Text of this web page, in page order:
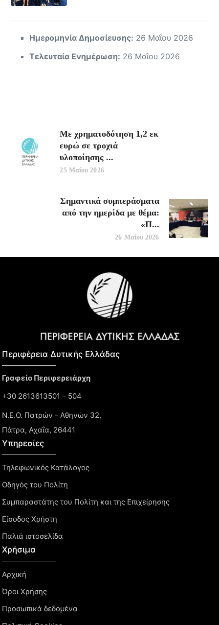
Ημερομηνία Δημοσίευσης: 26 Μαΐου 2026
Τελευταία Ενημέρωση: 26 Μαΐου 2026
Με χρηματοδότηση 1,2 εκ
ευρώ σε τροχιά
υλοποίησης ...
25 Μαΐου 2026
Σημαντικά συμπεράσματα
από την ημερίδα με θέμα:
«Π...
26 Μαΐου 2026
Περιφέρεια Δυτικής Ελλάδας​
Γραφείο Περιφερειάρχη
+30 2613613501 – 504
Ν.Ε.Ο. Πατρών - Αθηνών 32,
Πάτρα, Αχαΐα, 26441
Υπηρεσίες
Τηλεφωνικός Κατάλογος
Οδηγός του Πολίτη
Συμπαραστάτης του Πολίτη και της Επιχείρησης
Είσοδος Χρήστη
Παλιά ιστοσελίδα
Χρήσιμα
Αρχική
Όροι Χρήσης
Προσωπικά δεδομένα